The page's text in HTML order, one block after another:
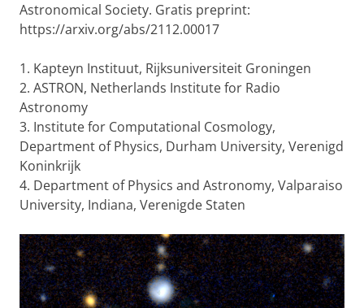
Astronomical Society. Gratis preprint:
https://arxiv.org/abs/2112.00017
1. Kapteyn Instituut, Rijksuniversiteit Groningen
2. ASTRON, Netherlands Institute for Radio
Astronomy
3. Institute for Computational Cosmology,
Department of Physics, Durham University, Verenigd
Koninkrijk
4. Department of Physics and Astronomy, Valparaiso
University, Indiana, Verenigde Staten